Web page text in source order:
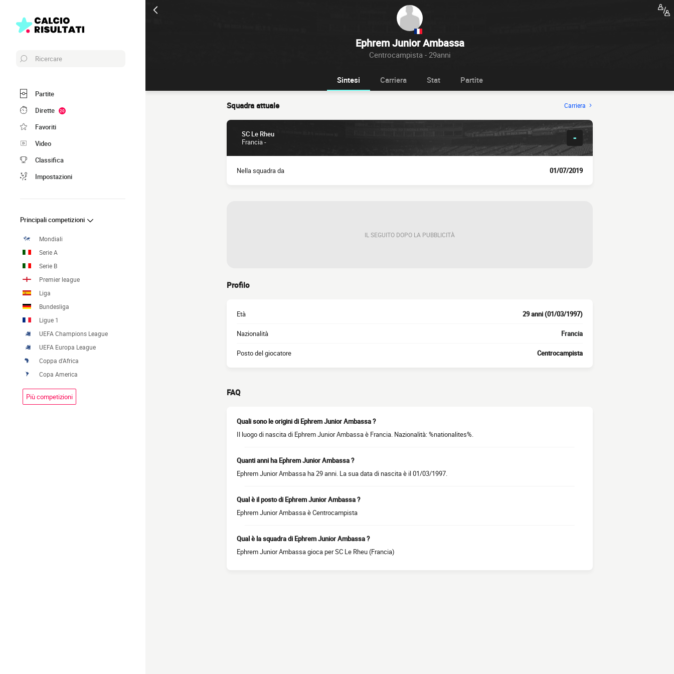
Ephrem Junior Ambassa
Centrocampista - 29anni
Ricercare
Partite
Dirette
20
Favoriti
Video
Classifica
Impostazioni
Principali competizioni
Mondiali
Serie A
Serie B
Premier league
Liga
Bundesliga
Ligue 1
UEFA Champions League
UEFA Europa League
Coppa d'Africa
Copa America
Più competizioni
Sintesi Carriera Stat Partite
Squadra attuale Carriera
SC Le Rheu
Francia -
-
Nella squadra da 01/07/2019
IL SEGUITO DOPO LA PUBBLICITÀ
Profilo
Età 29 anni (01/03/1997)
Nazionalità Francia
Posto del giocatore Centrocampista
FAQ
Quali sono le origini di Ephrem Junior Ambassa ?
Il luogo di nascita di Ephrem Junior Ambassa è Francia. Nazionalità: %nationalites%.
Quanti anni ha Ephrem Junior Ambassa ?
Ephrem Junior Ambassa ha 29 anni. La sua data di nascita è il 01/03/1997.
Qual è il posto di Ephrem Junior Ambassa ?
Ephrem Junior Ambassa è Centrocampista
Qual è la squadra di Ephrem Junior Ambassa ?
Ephrem Junior Ambassa gioca per SC Le Rheu (Francia)